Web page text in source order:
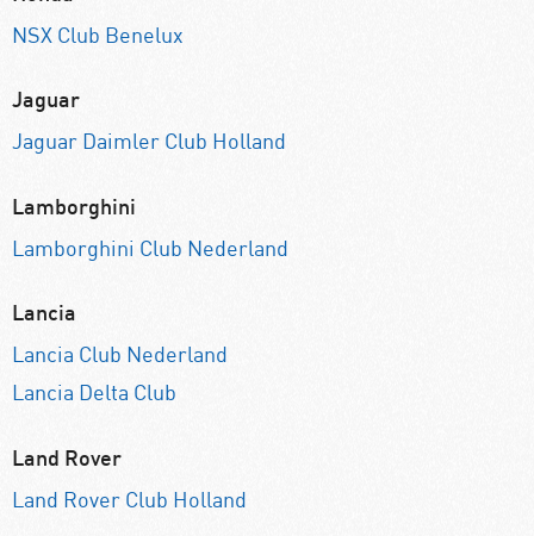
NSX Club Benelux
Jaguar
Jaguar Daimler Club Holland
Lamborghini
Lamborghini Club Nederland
Lancia
Lancia Club Nederland
Lancia Delta Club
Land Rover
Land Rover Club Holland